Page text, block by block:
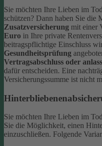
Sie möchten Ihre Lieben im
schützen? Dann haben Sie die
Zusatzversicherung mit einer
Euro in Ihre private
beitragspflichtige Einschluss
Gesundheitsprüfung
Vertragsabschluss oder
dafür entscheiden. Eine
Versicherungssumme ist nicht
Sie möchten Ihre Lieben im
Sie die Möglichkeit, einen
einzuschließen. Folgende